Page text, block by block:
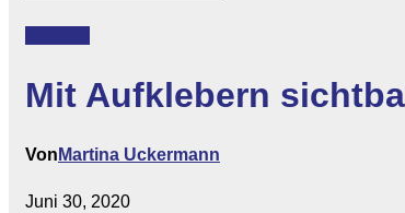
Mit Aufklebern
Von Martina Uckermann
Juni 30, 2020